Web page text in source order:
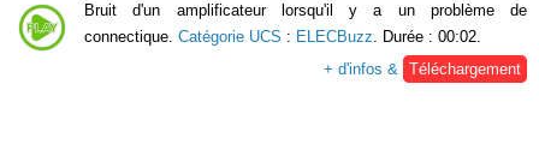
Bruit d'un amplificateur lorsqu'il y a un problème de
connectique. Catégorie UCS : ELECBuzz. Durée : 00:02.
+ d'infos & Téléchargement